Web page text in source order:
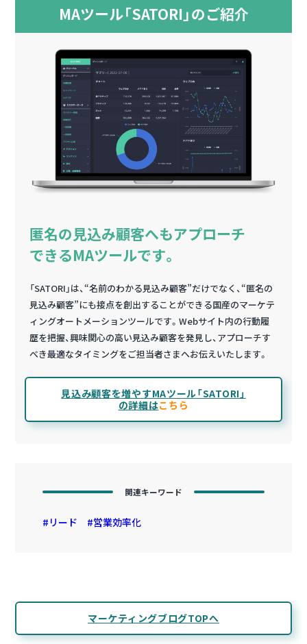
MAツール「SATORI」のご紹介
匿名の見込み顧客へもアプローチ
できるMAツールです。
「SATORI」は、“名前のわかる見込み顧客”だけでなく、“匿名の
見込み顧客”にも接点を創出することができる国産のマーケテ
ィングオートメーションツールです。Webサイト内の行動履
歴を把握、興味関心の高い見込み顧客を発見し、アプローチす
べき最適なタイミングをご担当者さまへお伝えいたします。
見込み顧客を増やすMAツール「SATORI」
の詳細はこちら
関連キーワード
リード 営業効率化
マーケティングブログTOPへ